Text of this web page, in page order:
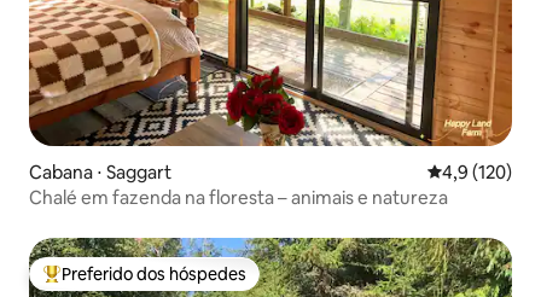
Cabana ⋅ Saggart 4,9 de uma
4,9 (120)
Chalé em fazenda na floresta – animais e natureza
Entre os melhores preferidos dos hóspedes
Preferido dos hóspedes